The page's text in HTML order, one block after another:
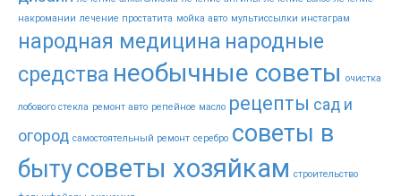
накромании лечение простатита мойка авто мультиссылки инстаграм
народная медицина народные
средства необычные советы очистка
лобового стекла ремонт авто репейное масло рецепты сад и
огород самостоятельный ремонт серебро советы в
бытусоветы хозяйкам строительство